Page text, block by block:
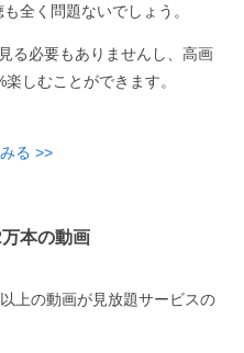
全く問題ないでしょう。
る必要もありませんし、高画
しむことができます。
る >>
本の動画
上の動画が見放題サービスの